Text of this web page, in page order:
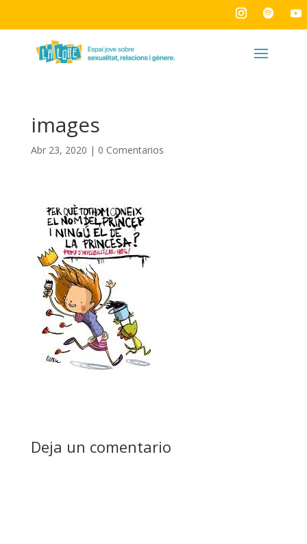
images
Abr 23, 2020 | 0 Comentarios
Deja un comentario